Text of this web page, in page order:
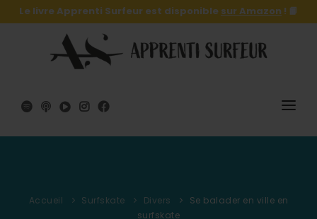
Le livre Apprenti Surfeur est disponible sur Amazon ! 📙
SURF
LE LIVRE 🔥
Accueil Surfskate Divers
Se balader en ville en
surfskate